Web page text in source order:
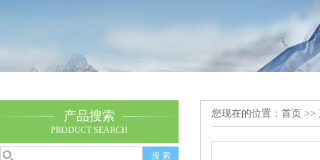
产品搜索
PRODUCT SEARCH
您现在的位置： 首页 >>